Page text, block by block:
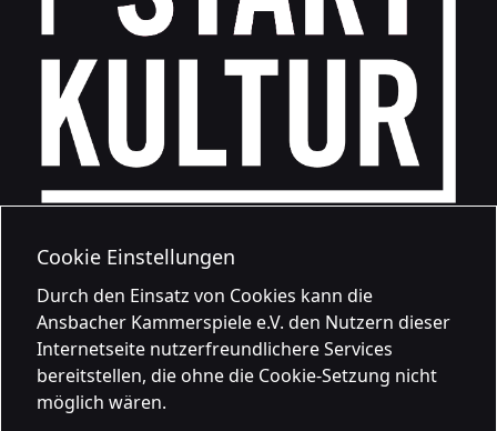
Cookie Einstellungen
Durch den Einsatz von Cookies kann die
Ansbacher Kammerspiele e.V. den Nutzern dieser
Internetseite nutzerfreundlichere Services
bereitstellen, die ohne die Cookie-Setzung nicht
möglich wären.